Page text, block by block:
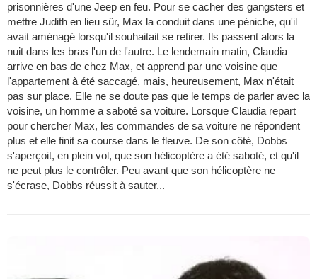
prisonnières d'une Jeep en feu. Pour se cacher des gangsters et
mettre Judith en lieu sûr, Max la conduit dans une péniche, qu'il
avait aménagé lorsqu'il souhaitait se retirer. Ils passent alors la
nuit dans les bras l'un de l'autre. Le lendemain matin, Claudia
arrive en bas de chez Max, et apprend par une voisine que
l'appartement à été saccagé, mais, heureusement, Max n'était
pas sur place. Elle ne se doute pas que le temps de parler avec la
voisine, un homme a saboté sa voiture. Lorsque Claudia repart
pour chercher Max, les commandes de sa voiture ne répondent
plus et elle finit sa course dans le fleuve. De son côté, Dobbs
s'aperçoit, en plein vol, que son hélicoptère a été saboté, et qu'il
ne peut plus le contrôler. Peu avant que son hélicoptère ne
s'écrase, Dobbs réussit à sauter...